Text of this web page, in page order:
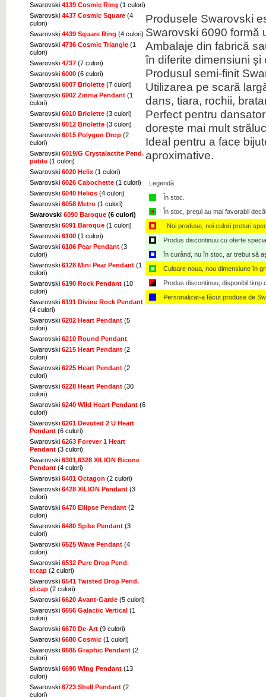
Swarovski 4139 Cosmic Ring (1 culori)
Swarovski 4437 Cosmic Square (4
culori)
Swarovski 4439 Square Ring (4 culori)
Swarovski 4736 Cosmic Triangle (1
culori)
Swarovski 4737 (7 culori)
Swarovski 6000 (6 culori)
Swarovski 6007 Briolette (7 culori)
Swarovski 6902 Zinnia Pendant (1
culori)
Swarovski 6010 Briolette (3 culori)
Swarovski 6012 Briolette (3 culori)
Swarovski 6015 Polygon Drop (2
culori)
Swarovski 6019/G Crystalactite Pend.
petite (1 culori)
Swarovski 6020 Helix (1 culori)
Swarovski 6026 Cabochette (1 culori)
Swarovski 6040 Helios (4 culori)
Swarovski 6058 Metro (1 culori)
Swarovski 6090 Baroque (6 culori)
Swarovski 6091 Baroque (1 culori)
Swarovski 6100 (1 culori)
Swarovski 6106 Pear Pendant (3
culori)
Swarovski 6128 Mini Pear Pendant (1
culori)
Swarovski 6190 Rock Pendant (10
culori)
Swarovski 6191 Divine Rock Pendant
(4 culori)
Swarovski 6202 Heart Pendant (5
culori)
Swarovski 6210 Round Pendant
Swarovski 6215 Heart Pendant (2
culori)
Swarovski 6225 Heart Pendant (2
culori)
Swarovski 6228 Heart Pendant (30
culori)
Swarovski 6240 Wild Heart Pendant (6
culori)
Swarovski 6261 Devoted 2 U Heart
Pendant (6 culori)
Swarovski 6263 Forever 1 Heart
Pendant (3 culori)
Swarovski 6301,6328 XILION Bicone
Pendant (4 culori)
Swarovski 6401 Octagon (2 culori)
Swarovski 6428 XILION Pendant (3
culori)
Swarovski 6470 Ellipse Pendant (2
culori)
Swarovski 6480 Spike Pendant (3
culori)
Swarovski 6525 Wave Pendant (4
culori)
Swarovski 6532 Pure Drop Pend.
tr.cap (2 culori)
Swarovski 6541 Twisted Drop Pend.
cl.cap (2 culori)
Swarovski 6620 Avant-Garde (5 culori)
Swarovski 6656 Galactic Vertical (1
culori)
Swarovski 6670 De-Art (9 culori)
Swarovski 6680 Cosmic (1 culori)
Swarovski 6685 Graphic Pendant (2
culori)
Swarovski 6690 Wing Pendant (13
culori)
Swarovski 6723 Shell Pendant (2
culori)
Produsele Swarovski
Swarovski 6090 formă
Ambalaje din fabrică
în diferite dimensiuni și
Produsul semi-finit
Utilizarea pe scară
dans, tiara, rochii,
Perfect pentru
dorește mai mult
Ideal pentru a face
aproximative.
Legendă
În stoc.
În stoc, prețul au mai favorabil
Noi produse, noi culori preturi
Produs discontinuu cu oferte
în curând, nu în stoc, ar trebui să
Culoare noua, nou dimensiune în
Produs discontinuu, disponibil timp
Personalizat-a făcut produse de